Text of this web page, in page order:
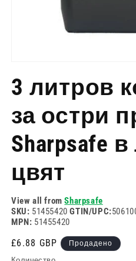
1
в
режим
3 литров
за остри
Sharpsafe
цвят
View all fromSharpsafe
SKU: 51455420GTIN/UPC:
MPN: 51455420
Редовна
цена
£6.88 GBP Продадено